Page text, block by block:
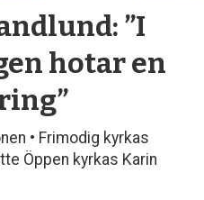
”I
hotar en
• Frimodig kyrkas
Öppen kyrkas Karin